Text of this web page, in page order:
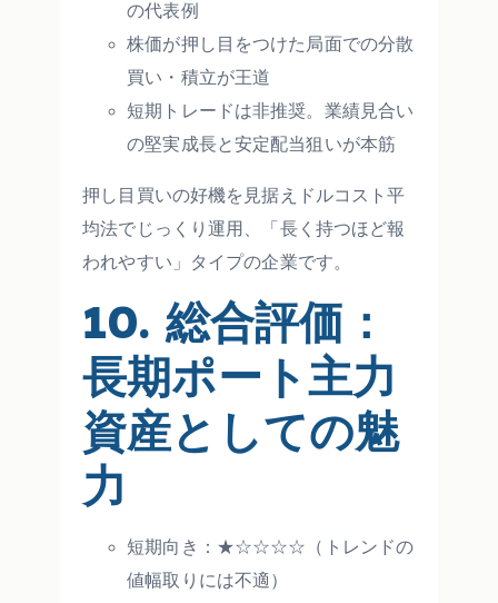
の代表例
株価が押し目をつけた局面での分散
買い・積立が王道
短期トレードは非推奨。業績見合い
の堅実成長と安定配当狙いが本筋
押し目買いの好機を見据えドルコスト平
均法でじっくり運用、「長く持つほど報
われやすい」タイプの企業です。
10. 総合評価：
長期ポート主力
資産としての魅
力
短期向き：★☆☆☆☆（トレンドの
値幅取りには不適）